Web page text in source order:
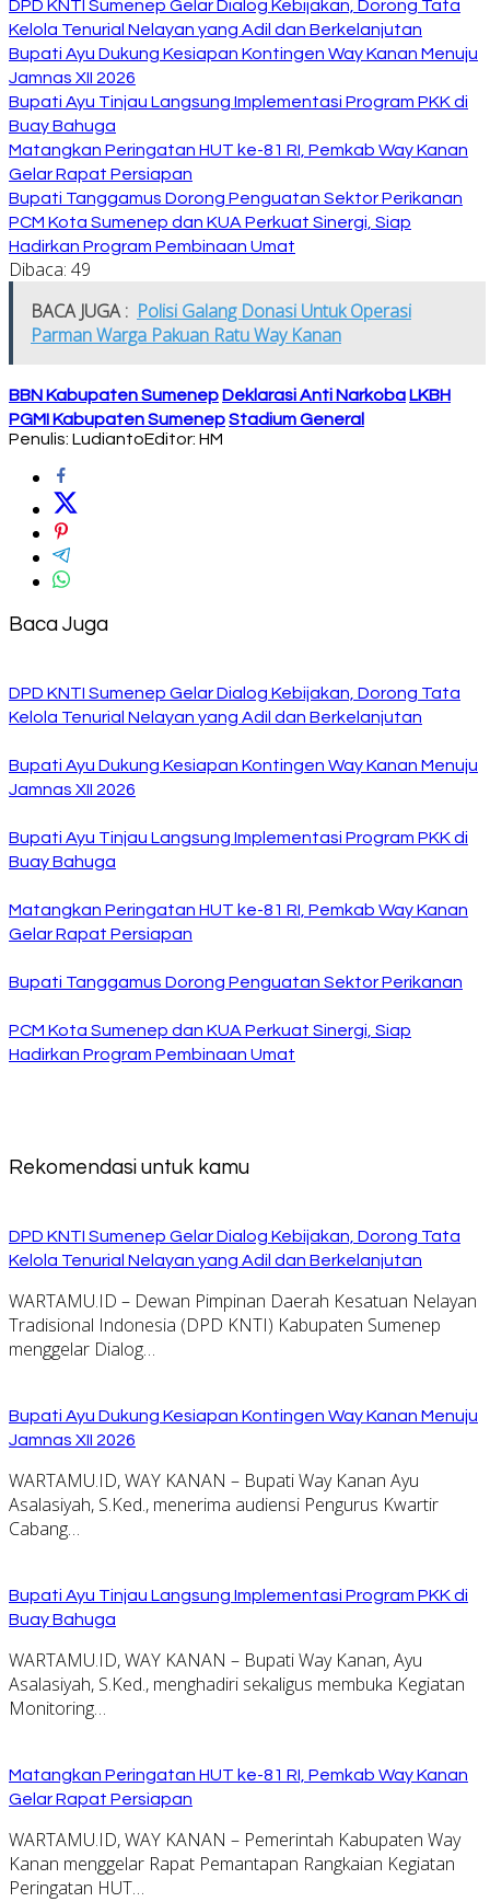
DPD KNTI Sumenep Gelar Dialog Kebijakan, Dorong Tata
Kelola Tenurial Nelayan yang Adil dan Berkelanjutan
Bupati Ayu Dukung Kesiapan Kontingen Way Kanan Menuju
Jamnas XII 2026
Bupati Ayu Tinjau Langsung Implementasi Program PKK di
Buay Bahuga
Matangkan Peringatan HUT ke-81 RI, Pemkab Way Kanan
Gelar Rapat Persiapan
Bupati Tanggamus Dorong Penguatan Sektor Perikanan
PCM Kota Sumenep dan KUA Perkuat Sinergi, Siap
Hadirkan Program Pembinaan Umat
Dibaca: 49
BACA JUGA : Polisi Galang Donasi Untuk Operasi
Parman Warga Pakuan Ratu Way Kanan
BBN Kabupaten Sumenep Deklarasi Anti Narkoba LKBH
PGMI Kabupaten SumenepStadium General
Penulis: LudiantoEditor: HM
Baca Juga
DPD KNTI Sumenep Gelar Dialog Kebijakan, Dorong Tata
Kelola Tenurial Nelayan yang Adil dan Berkelanjutan
Bupati Ayu Dukung Kesiapan Kontingen Way Kanan Menuju
Jamnas XII 2026
Bupati Ayu Tinjau Langsung Implementasi Program PKK di
Buay Bahuga
Matangkan Peringatan HUT ke-81 RI, Pemkab Way Kanan
Gelar Rapat Persiapan
Bupati Tanggamus Dorong Penguatan Sektor Perikanan
PCM Kota Sumenep dan KUA Perkuat Sinergi, Siap
Hadirkan Program Pembinaan Umat
Rekomendasi untuk kamu
DPD KNTI Sumenep Gelar Dialog Kebijakan, Dorong Tata
Kelola Tenurial Nelayan yang Adil dan Berkelanjutan
WARTAMU.ID – Dewan Pimpinan Daerah Kesatuan Nelayan
Tradisional Indonesia (DPD KNTI) Kabupaten Sumenep
menggelar Dialog…
Bupati Ayu Dukung Kesiapan Kontingen Way Kanan Menuju
Jamnas XII 2026
WARTAMU.ID, WAY KANAN – Bupati Way Kanan Ayu
Asalasiyah, S.Ked., menerima audiensi Pengurus Kwartir
Cabang…
Bupati Ayu Tinjau Langsung Implementasi Program PKK di
Buay Bahuga
WARTAMU.ID, WAY KANAN – Bupati Way Kanan, Ayu
Asalasiyah, S.Ked., menghadiri sekaligus membuka Kegiatan
Monitoring…
Matangkan Peringatan HUT ke-81 RI, Pemkab Way Kanan
Gelar Rapat Persiapan
WARTAMU.ID, WAY KANAN – Pemerintah Kabupaten Way
Kanan menggelar Rapat Pemantapan Rangkaian Kegiatan
Peringatan HUT…